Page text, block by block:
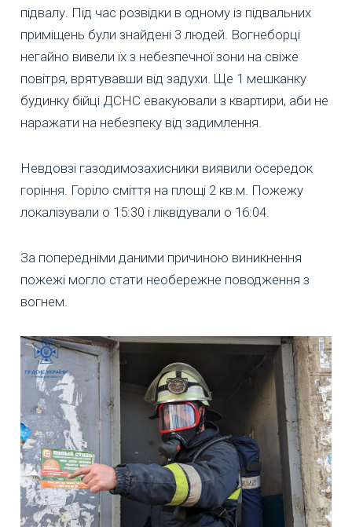
підвалу. Під час розвідки в одному із підвальних
приміщень були знайдені 3 людей. Вогнеборці
негайно вивели їх з небезпечної зони на свіже
повітря, врятувавши від задухи. Ще 1 мешканку
будинку бійці ДСНС евакуювали з квартири, аби не
наражати на небезпеку від задимлення.
Невдовзі газодимозахисники виявили осередок
горіння. Горіло сміття на площі 2 кв.м. Пожежу
локалізували о 15:30 і ліквідували о 16:04.
За попередніми даними причиною виникнення
пожежі могло стати необережне поводження з
вогнем.